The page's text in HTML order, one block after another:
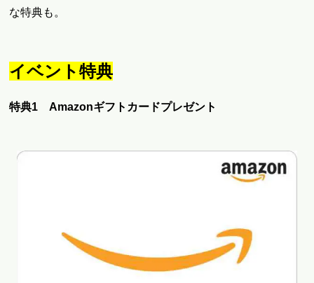
な特典も。
イベント特典
特典1 Amazonギフトカードプレゼント